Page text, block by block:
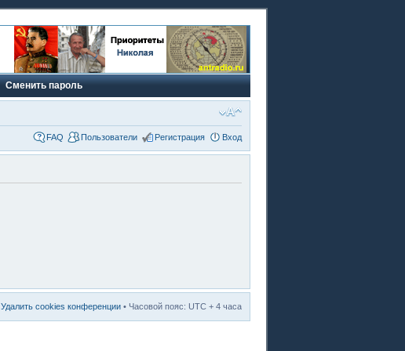
Сменить пароль
FAQ Пользователи Регистрация Вход
Удалить cookies конференции • Часовой пояс: UTC + 4 часа